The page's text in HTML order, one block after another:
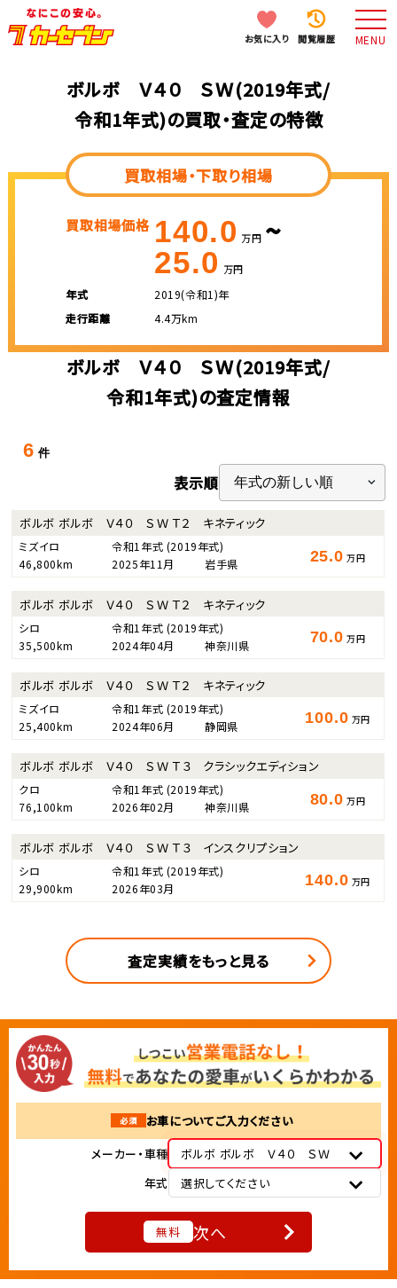
お気に入り 閲覧履歴 MENU
ボルボ Ｖ４０ ＳＷ(2019年式/
令和1年式)の買取・査定の特徴
買取相場・下取り相場
買取相場価格 140.0 万円 ~
25.0 万円
年式
2019(令和1)年
走行距離
4.4万km
ボルボ Ｖ４０ ＳＷ(2019年式/
令和1年式)の査定情報
6 件
表示順
ボルボ ボルボ Ｖ４０ ＳＷ Ｔ２ キネティック
ミズイロ 令和1年式 (2019年式)
46,800km
2025年11月 岩手県 25.0 万円
ボルボ ボルボ Ｖ４０ ＳＷ Ｔ２ キネティック
シロ 令和1年式 (2019年式)
35,500km
2024年04月 神奈川県 70.0 万円
ボルボ ボルボ Ｖ４０ ＳＷ Ｔ２ キネティック
ミズイロ 令和1年式 (2019年式)
25,400km
2024年06月 静岡県 100.0 万円
ボルボ ボルボ Ｖ４０ ＳＷ Ｔ３ クラシックエディション
クロ 令和1年式 (2019年式)
76,100km
2026年02月 神奈川県 80.0 万円
ボルボ ボルボ Ｖ４０ ＳＷ Ｔ３ インスクリプション
シロ 令和1年式 (2019年式)
29,900km
2026年03月 140.0 万円
査定実績をもっと見る
必須
お車についてご入力ください
メーカー・車種
ボルボ ボルボ Ｖ４０ ＳＷ
年式
選択してください
無料 次へ